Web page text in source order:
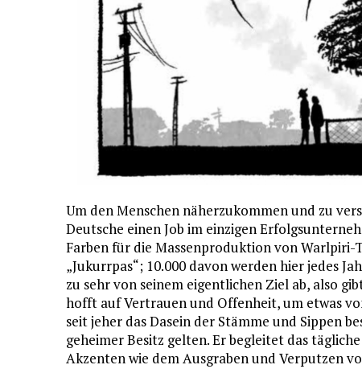
Um den Menschen näherzukommen und zu
Deutsche einen Job im einzigen
Farben für die Massenproduktion von Warlpiri-
„Jukurrpas“; 10.000 davon werden hier jedes
zu sehr von seinem eigentlichen Ziel ab, also
hofft auf Vertrauen und Offenheit, um etwas
seit jeher das Dasein der Stämme und Sippen
geheimer Besitz gelten. Er begleitet das
Akzenten wie dem Ausgraben und Verputzen